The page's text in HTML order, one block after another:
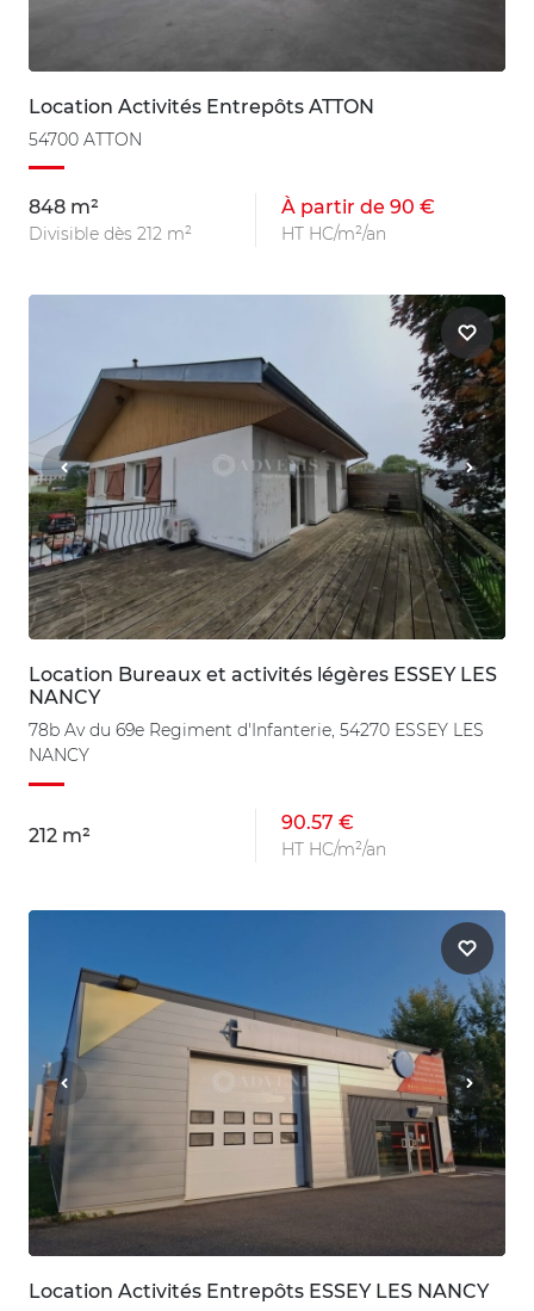
Location Activités Entrepôts ATTON
54700 ATTON
848 m²
Divisible dès 212 m²
À partir de 90 €
HT HC/m²/an
Location Bureaux et activités légères ESSEY LES
NANCY
78b Av du 69e Regiment d'Infanterie, 54270 ESSEY LES
NANCY
212 m²
90.57 €
HT HC/m²/an
Location Activités Entrepôts ESSEY LES NANCY